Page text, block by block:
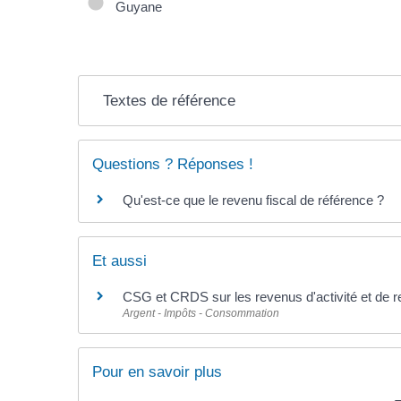
Guyane
Textes de référence
Questions ? Réponses !
Qu'est-ce que le revenu fiscal de référence ?
Et aussi
CSG et CRDS sur les revenus d'activité et de
Argent - Impôts - Consommation
Pour en savoir plus